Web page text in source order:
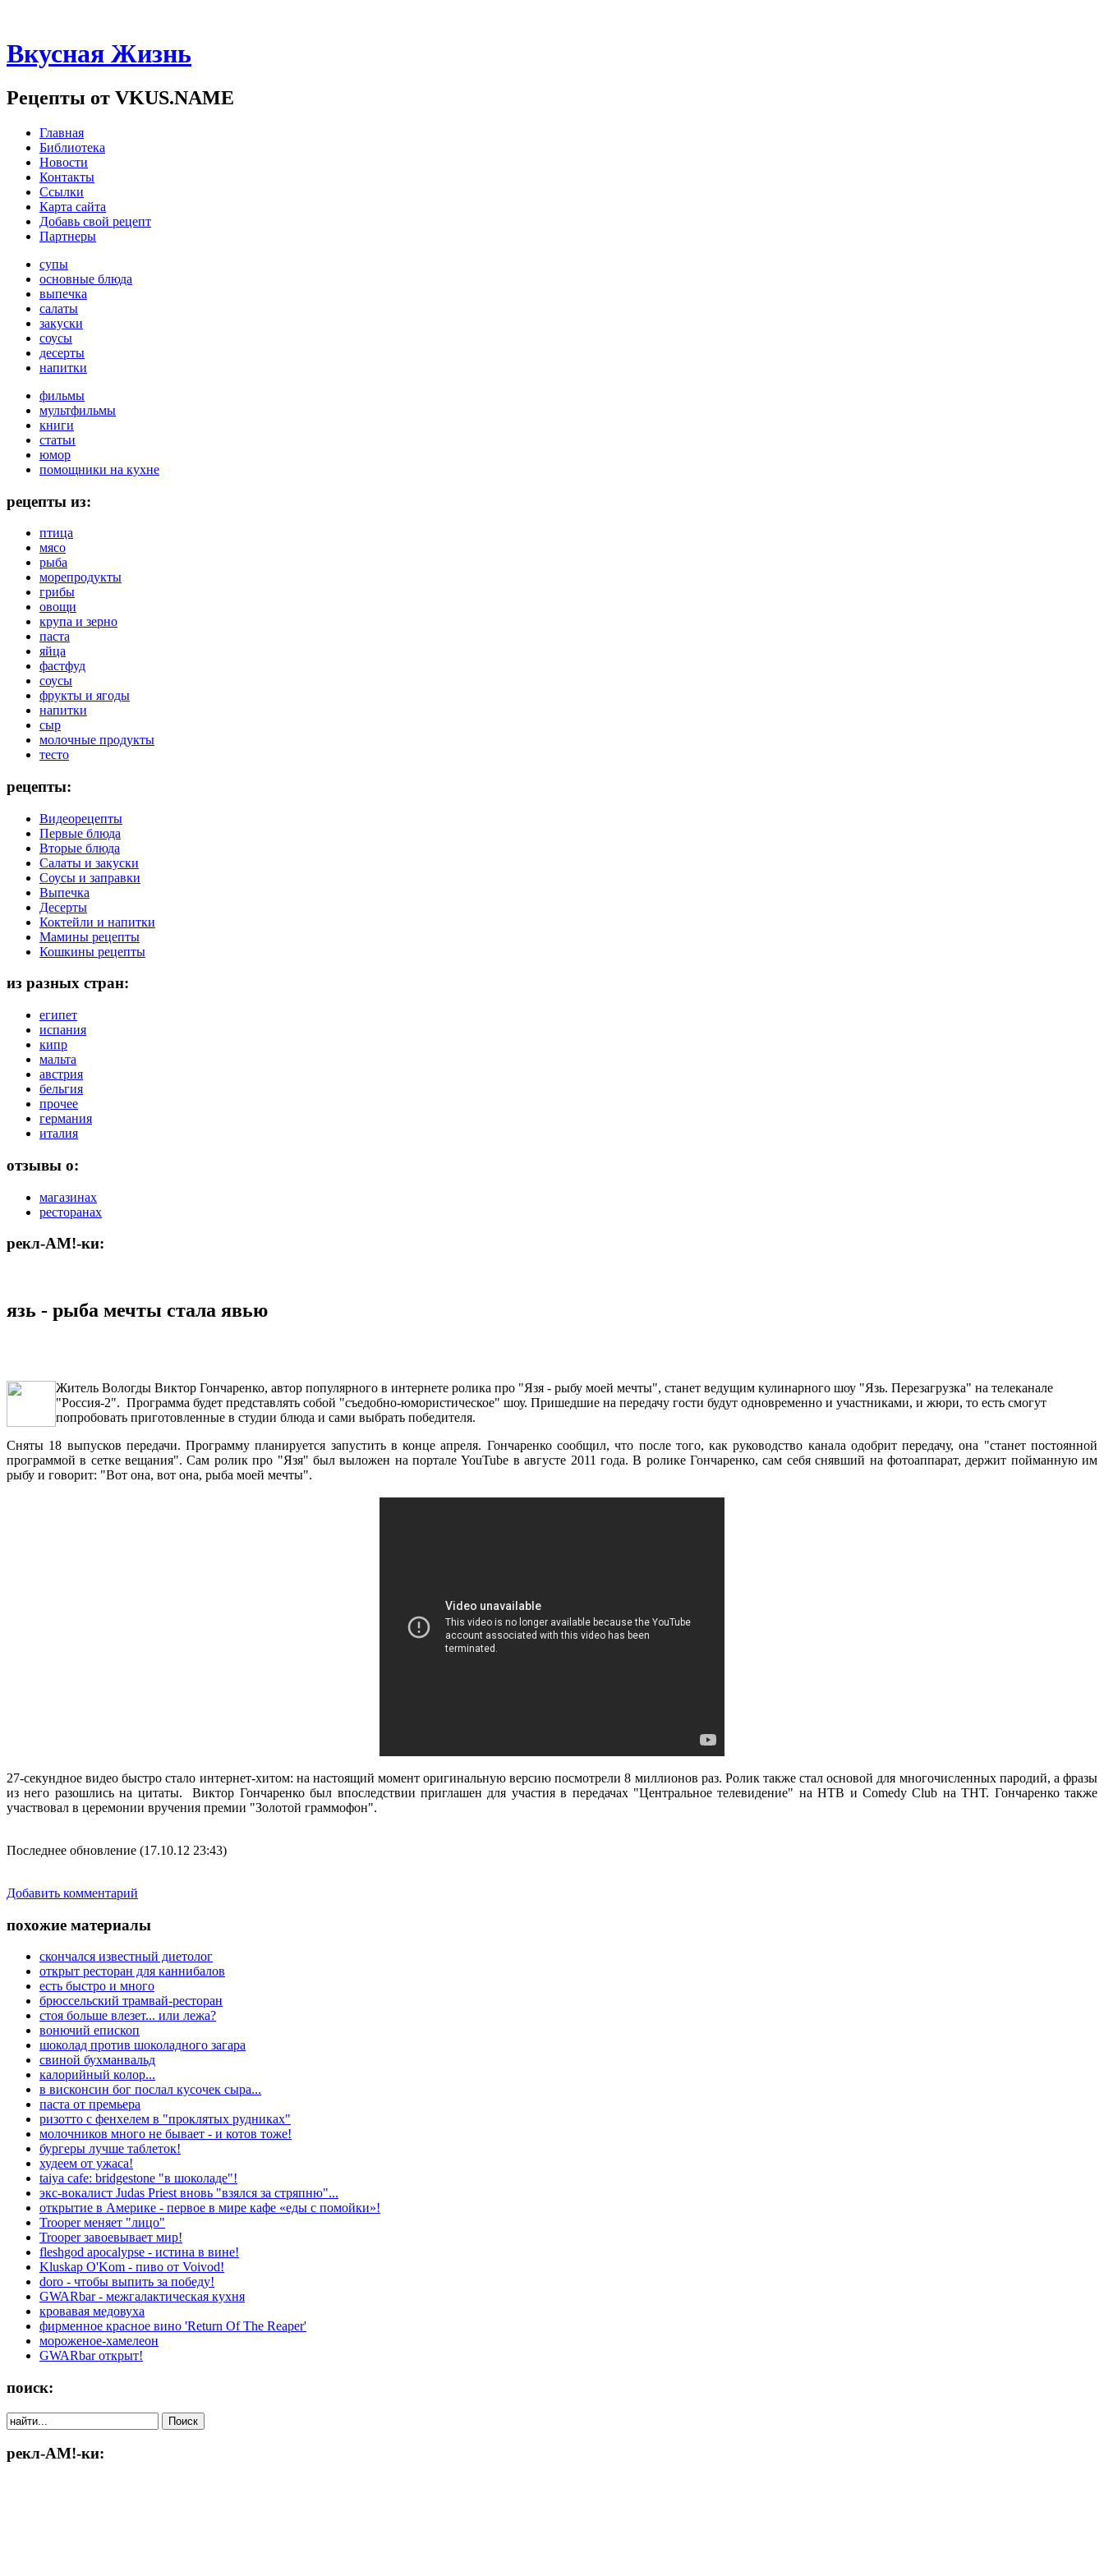
Вкусная Жизнь
Рецепты от VKUS.NAME
Главная
Библиотека
Новости
Контакты
Ссылки
Карта сайта
Добавь свой рецепт
Партнеры
супы
основные блюда
выпечка
салаты
закуски
соусы
десерты
напитки
фильмы
мультфильмы
книги
статьи
юмор
помощники на кухне
рецепты из:
птица
мясо
рыба
морепродукты
грибы
овощи
крупа и зерно
паста
яйца
фастфуд
соусы
фрукты и ягоды
напитки
сыр
молочные продукты
тесто
рецепты:
Видеорецепты
Первые блюда
Вторые блюда
Салаты и закуски
Соусы и заправки
Выпечка
Десерты
Коктейли и напитки
Мамины рецепты
Кошкины рецепты
из разных стран:
египет
испания
кипр
мальта
австрия
бельгия
прочее
германия
италия
отзывы о:
магазинах
ресторанах
рекл-АМ!-ки:
язь - рыба мечты стала явью
Житель Вологды Виктор Гончаренко, автор популярного в интернете ролика про "Язя - рыбу моей мечты", станет ведущим кулинарного шоу "Язь. Перезагрузка" на телеканале
"Россия-2". Программа будет представлять собой "съедобно-юмористическое" шоу. Пришедшие на передачу гости будут одновременно и участниками, и жюри, то есть смогут
попробовать приготовленные в студии блюда и сами выбрать победителя.
Сняты 18 выпусков передачи. Программу планируется запустить в конце апреля. Гончаренко сообщил, что после того, как руководство канала одобрит передачу, она "станет постоянной
программой в сетке вещания". Сам ролик про "Язя" был выложен на портале YouTube в августе 2011 года. В ролике Гончаренко, сам себя снявший на фотоаппарат, держит пойманную им
рыбу и говорит: "Вот она, вот она, рыба моей мечты".
27-секундное видео быстро стало интернет-хитом: на настоящий момент оригинальную версию посмотрели 8 миллионов раз. Ролик также стал основой для многочисленных пародий, а фразы
из него разошлись на цитаты. Виктор Гончаренко был впоследствии приглашен для участия в передачах "Центральное телевидение" на НТВ и Comedy Club на ТНТ. Гончаренко также
участвовал в церемонии вручения премии "Золотой граммофон".
Последнее обновление (17.10.12 23:43)
Добавить комментарий
похожие материалы
скончался известный диетолог
открыт ресторан для каннибалов
есть быстро и много
брюссельский трамвай-ресторан
стоя больше влезет... или лежа?
вонючий епископ
шоколад против шоколадного загара
свиной бухманвальд
калорийный колор...
в висконсин бог послал кусочек сыра...
паста от премьера
ризотто с фенхелем в "проклятых рудниках"
молочников много не бывает - и котов тоже!
бургеры лучше таблеток!
худеем от ужаса!
taiya cafe: bridgestone "в шоколаде"!
экс-вокалист Judas Priest вновь "взялся за стряпню"...
открытие в Америке - первое в мире кафе «еды с помойки»!
Trooper меняет "лицо"
Trooper завоевывает мир!
fleshgod apocalypse - истина в вине!
Kluskap O'Kom - пиво от Voivod!
doro - чтобы выпить за победу!
GWARbar - межгалактическая кухня
кровавая медовуха
фирменное красное вино 'Return Of The Reaper'
мороженое-хамелеон
GWARbar открыт!
поиск:
рекл-АМ!-ки: